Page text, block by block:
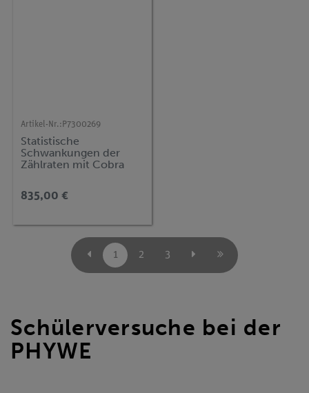
Artikel-Nr.: P7300269
Statistische
Schwankungen der
Zählraten mit Cobra
835,00 €
1 2 3
Schülerversuche bei der
PHYWE